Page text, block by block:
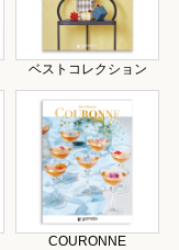
ベストコレクション
COURONNE